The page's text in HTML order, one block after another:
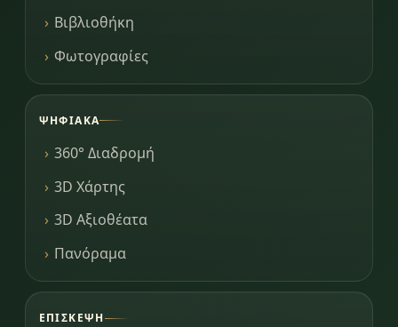
Βιβλιοθήκη
Φωτογραφίες
ΨΗΦΙΑΚΆ
360° Διαδρομή
3D Χάρτης
3D Αξιοθέατα
Πανόραμα
ΕΠΊΣΚΕΨΗ